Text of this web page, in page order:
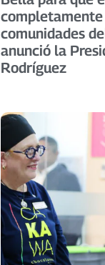
comunidades
anunció la
Rodríguez